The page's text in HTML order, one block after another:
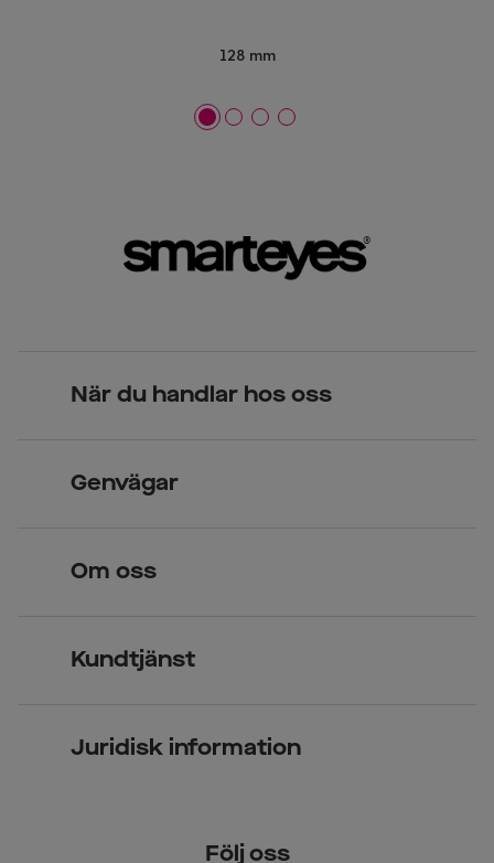
128 mm
När du handlar hos oss
Över 70 butiker
Genvägar
Kontaktlinser
Om oss
Kundtjänst
Juridisk information
Följ oss